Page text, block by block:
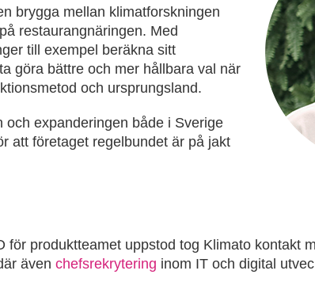
brygga mellan klimatforskningen
restaurangnäringen. Med
till exempel beräkna sitt
göra bättre och mer hållbara val när
och ursprungsland.
expanderingen både i Sverige
att företaget regelbundet är på jakt
för produktteamet uppstod tog Klimato kontakt
även chefsrekrytering inom IT och digital